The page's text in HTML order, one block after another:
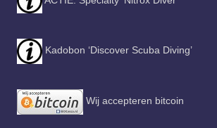
Kadobon ‘Discover Scuba Diving’
Wij accepteren bitcoin